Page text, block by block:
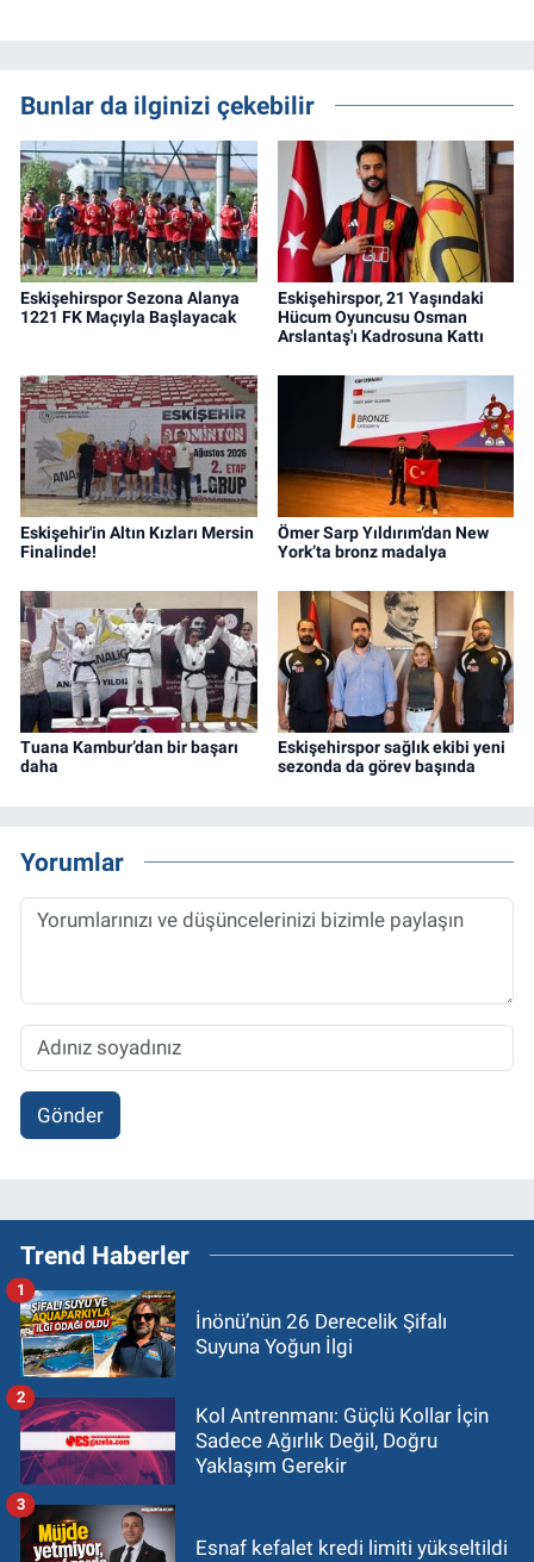
Bunlar da ilginizi çekebilir
Eskişehirspor Sezona Alanya
1221 FK Maçıyla Başlayacak
Eskişehirspor, 21 Yaşındaki
Hücum Oyuncusu Osman
Arslantaş'ı Kadrosuna Kattı
Eskişehir'in Altın Kızları Mersin
Finalinde!
Ömer Sarp Yıldırım’dan New
York’ta bronz madalya
Tuana Kambur’dan bir başarı
daha
Eskişehirspor sağlık ekibi yeni
sezonda da görev başında
Yorumlar
Gönder
Trend Haberler
İnönü’nün 26 Derecelik Şifalı
Suyuna Yoğun İlgi
1
Kol Antrenmanı: Güçlü Kollar İçin
Sadece Ağırlık Değil, Doğru
Yaklaşım Gerekir
2
Esnaf kefalet kredi limiti yükseltildi
3